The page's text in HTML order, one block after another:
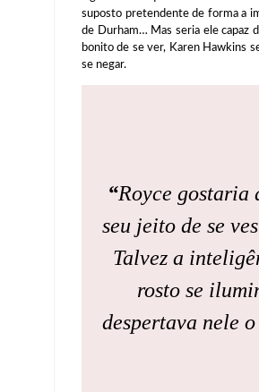
suposto pretendente de forma a
de Durham… Mas seria ele capaz
bonito de se ver, Karen Hawkins
se negar.
“Royce gostaria
seu jeito de se
Talvez a
rosto se
despertava nele